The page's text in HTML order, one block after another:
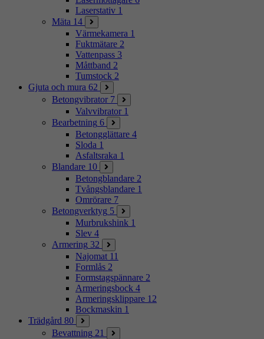
Laserstativ 1
Mäta 14
Värmekamera 1
Fuktmätare 2
Vattenpass 3
Måttband 2
Tumstock 2
Gjuta och mura 62
Betongvibrator 7
Valvvibrator 1
Bearbetning 6
Betongglättare 4
Sloda 1
Asfaltsraka 1
Blandare 10
Betongblandare 2
Tvångsblandare 1
Omrörare 7
Betongverktyg 5
Murbrukshink 1
Slev 4
Armering 32
Najomat 11
Formlås 2
Formstagspännare 2
Armeringsbock 4
Armeringsklippare 12
Bockmaskin 1
Trädgård 80
Bevattning 21